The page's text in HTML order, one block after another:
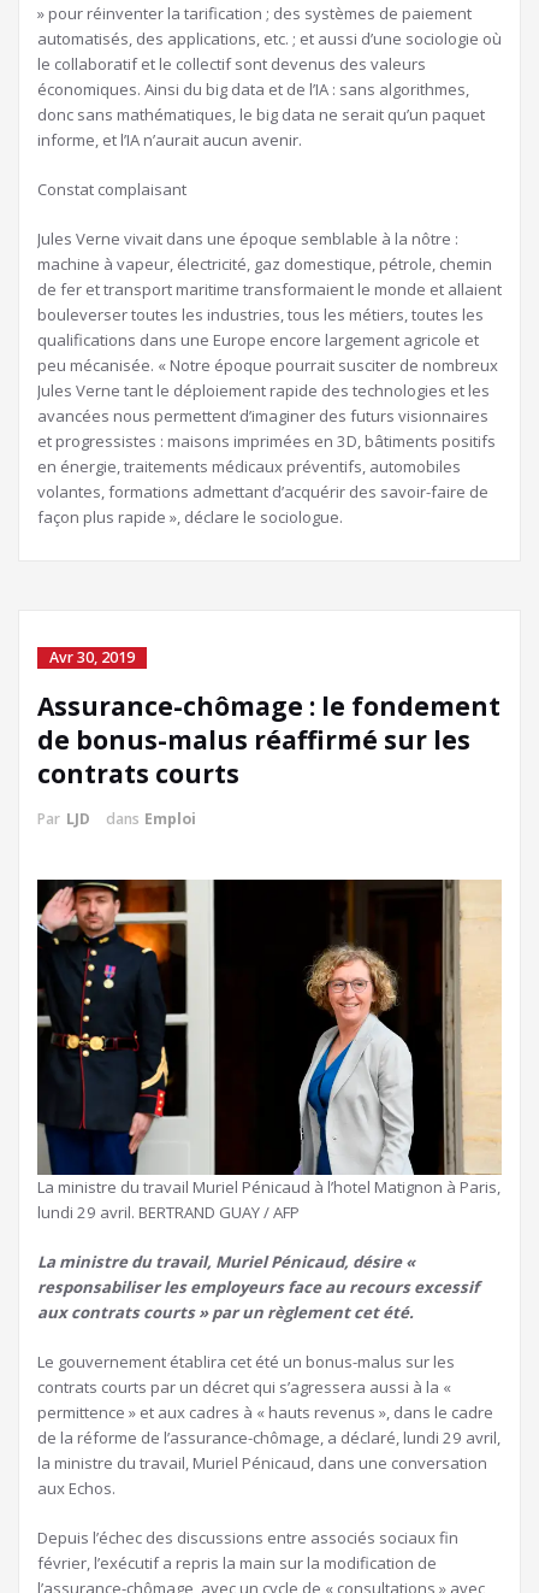
» pour réinventer la tarification ; des systèmes de paiement
automatisés, des applications, etc. ; et aussi d’une sociologie où
le collaboratif et le collectif sont devenus des valeurs
économiques. Ainsi du big data et de l’IA : sans algorithmes,
donc sans mathématiques, le big data ne serait qu’un paquet
informe, et l’IA n’aurait aucun avenir.
Constat complaisant
Jules Verne vivait dans une époque semblable à la nôtre :
machine à vapeur, électricité, gaz domestique, pétrole, chemin
de fer et transport maritime transformaient le monde et allaient
bouleverser toutes les industries, tous les métiers, toutes les
qualifications dans une Europe encore largement agricole et
peu mécanisée. « Notre époque pourrait susciter de nombreux
Jules Verne tant le déploiement rapide des technologies et les
avancées nous permettent d’imaginer des futurs visionnaires
et progressistes : maisons imprimées en 3D, bâtiments positifs
en énergie, traitements médicaux préventifs, automobiles
volantes, formations admettant d’acquérir des savoir-faire de
façon plus rapide », déclare le sociologue.
Avr 30, 2019
Assurance-chômage : le fondement
de bonus-malus réaffirmé sur les
contrats courts
Par LJD dans Emploi
La ministre du travail Muriel Pénicaud à l’hotel Matignon à Paris,
lundi 29 avril. BERTRAND GUAY / AFP
La ministre du travail, Muriel Pénicaud, désire «
responsabiliser les employeurs face au recours excessif
aux contrats courts » par un règlement cet été.
Le gouvernement établira cet été un bonus-malus sur les
contrats courts par un décret qui s’agressera aussi à la «
permittence » et aux cadres à « hauts revenus », dans le cadre
de la réforme de l’assurance-chômage, a déclaré, lundi 29 avril,
la ministre du travail, Muriel Pénicaud, dans une conversation
aux Echos.
Depuis l’échec des discussions entre associés sociaux fin
février, l’exécutif a repris la main sur la modification de